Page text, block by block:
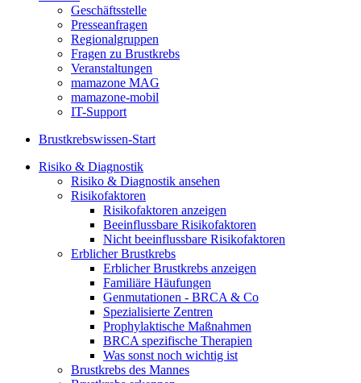
Geschäftsstelle
Presseanfragen
Regionalgruppen
Fragen zu Brustkrebs
Veranstaltungen
mamazone MAG
mamazone-mobil
IT-Support
Brustkrebswissen-Start
Risiko & Diagnostik
Risiko & Diagnostik ansehen
Risikofaktoren
Risikofaktoren anzeigen
Beeinflussbare Risikofaktoren
Nicht beeinflussbare Risikofaktoren
Erblicher Brustkrebs
Erblicher Brustkrebs anzeigen
Familiäre Häufungen
Genmutationen - BRCA & Co
Spezialisierte Zentren
Prophylaktische Maßnahmen
BRCA spezifische Therapien
Was sonst noch wichtig ist
Brustkrebs des Mannes